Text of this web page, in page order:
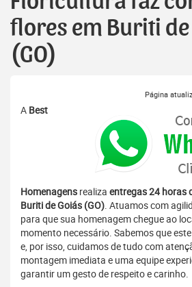
flores em Buriti de
(GO)
Página
A Best
Homenagens realiza entregas 24 horas
Buriti de Goiás (GO). Atuamos com
para que sua homenagem chegue ao
momento necessário. Sabemos que
e, por isso, cuidamos de tudo com
montagem imediata e uma equipe
garantir um gesto de respeito e carinho.